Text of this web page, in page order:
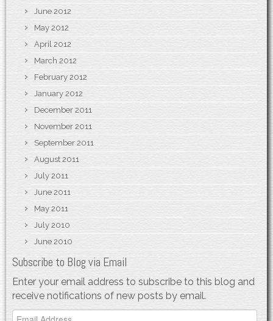
June 2012
May 2012
April 2012
March 2012
February 2012
January 2012
December 2011
November 2011
September 2011
August 2011
July 2011
June 2011
May 2011
July 2010
June 2010
Subscribe to Blog via Email
Enter your email address to subscribe to this blog and
receive notifications of new posts by email.
Email